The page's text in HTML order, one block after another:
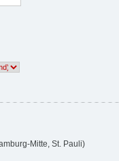
Mitte, St. Pauli)